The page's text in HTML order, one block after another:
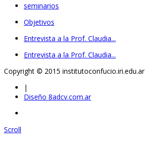
seminarios
Objetivos
Entrevista a la Prof. Claudia...
Entrevista a la Prof. Claudia...
Copyright © 2015 institutoconfucio.iri.edu.ar
|
Diseño 8adcv.com.ar
Scroll